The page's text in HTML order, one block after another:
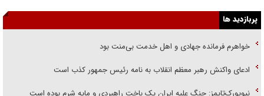
پربازدید ها
خواهرم فرمانده جهادی و اهل خدمت بی‌منت بود
ادعای واکنش رهبر معظم انقلاب به نامه رئیس جمهور کذب است
نیویورک‌تایمز: جنگ علیه ایران یک باخت راهبردی و مایه شرم بوده است